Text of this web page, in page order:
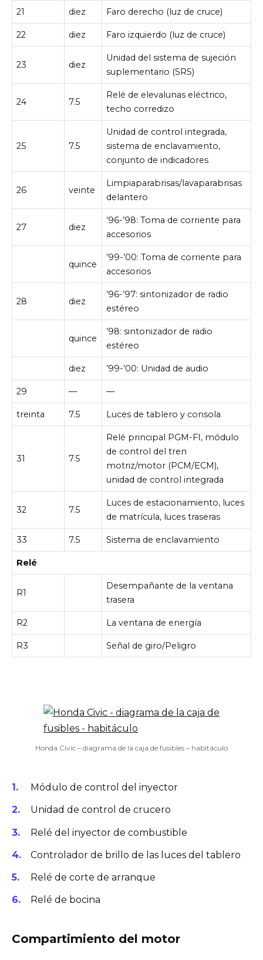
21 diez Faro derecho (luz de cruce)
22 diez Faro izquierdo (luz de cruce)
23 diez
Unidad del sistema de sujeción
suplementario (SRS)
24 7.5
Relé de elevalunas eléctrico,
techo corredizo
25 7.5
Unidad de control integrada,
sistema de enclavamiento,
conjunto de indicadores
26 veinte
Limpiaparabrisas/lavaparabrisas
delantero
27 diez
’96-’98: Toma de corriente para
accesorios
quince
’99-’00: Toma de corriente para
accesorios
28 diez
’96-’97: sintonizador de radio
estéreo
quince
’98: sintonizador de radio
estéreo
diez ’99-’00: Unidad de audio
29 — —
treinta 7.5 Luces de tablero y consola
31 7.5
Relé principal PGM-FI, módulo
de control del tren
motriz/motor (PCM/ECM),
unidad de control integrada
32 7.5
Luces de estacionamiento, luces
de matrícula, luces traseras
33 7.5 Sistema de enclavamiento
Relé
R1
Desempañante de la ventana
trasera
R2 La ventana de energía
R3 Señal de giro/Peligro
Honda Civic – diagrama de la caja de fusibles – habitáculo
Módulo de control del inyector
Unidad de control de crucero
Relé del inyector de combustible
Controlador de brillo de las luces del tablero
Relé de corte de arranque
Relé de bocina
Compartimiento del motor